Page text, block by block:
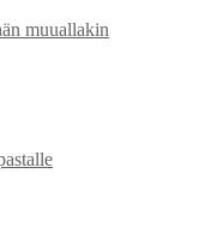
muuallakin